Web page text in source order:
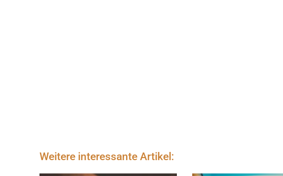
Weitere interessante Artikel: